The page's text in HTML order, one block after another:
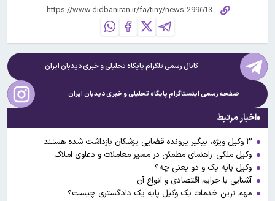
کانال رسمی تلگرام پایگاه تحلیلی و خبریدیدبان ایران
صفحه رسمی اینستاگرام پایگاه تحلیلی و خبریدیدبان ایران
اخبار مرتبط
۳ وکیل ویژه، پیگیر پرونده‌ قضایی پزشکان بازداشت شده هستند
وکیل ملکی؛ راهنمای مطمئن در مسیر معاملات و دعاوی املاک
وکیل پایه یک و دو یعنی چه؟
آشنایی با جرایم اقتصادی و انواع آن
مهم ترین خدمات یک وکیل پایه یک دادگستری چیست؟